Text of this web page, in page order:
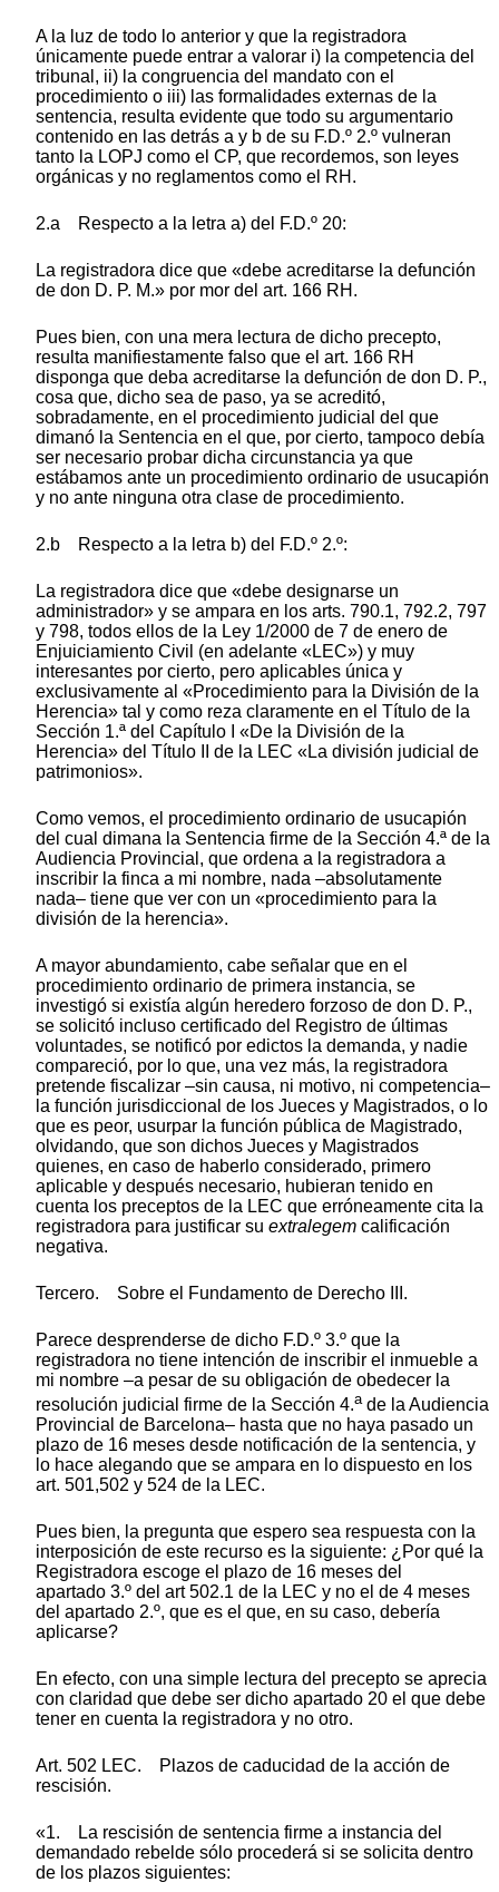
A la luz de todo lo anterior y que la registradora
únicamente puede entrar a valorar i) la competencia del
tribunal, ii) la congruencia del mandato con el
procedimiento o iii) las formalidades externas de la
sentencia, resulta evidente que todo su argumentario
contenido en las detrás a y b de su F.D.º 2.º vulneran
tanto la LOPJ como el CP, que recordemos, son leyes
orgánicas y no reglamentos como el RH.
2.a Respecto a la letra a) del F.D.º 20:
La registradora dice que «debe acreditarse la defunción
de don D. P. M.» por mor del art. 166 RH.
Pues bien, con una mera lectura de dicho precepto,
resulta manifiestamente falso que el art. 166 RH
disponga que deba acreditarse la defunción de don D. P.,
cosa que, dicho sea de paso, ya se acreditó,
sobradamente, en el procedimiento judicial del que
dimanó la Sentencia en el que, por cierto, tampoco debía
ser necesario probar dicha circunstancia ya que
estábamos ante un procedimiento ordinario de usucapión
y no ante ninguna otra clase de procedimiento.
2.b Respecto a la letra b) del F.D.º 2.º:
La registradora dice que «debe designarse un
administrador» y se ampara en los arts. 790.1, 792.2, 797
y 798, todos ellos de la Ley 1/2000 de 7 de enero de
Enjuiciamiento Civil (en adelante «LEC») y muy
interesantes por cierto, pero aplicables única y
exclusivamente al «Procedimiento para la División de la
Herencia» tal y como reza claramente en el Título de la
Sección 1.ª del Capítulo I «De la División de la
Herencia» del Título II de la LEC «La división judicial de
patrimonios».
Como vemos, el procedimiento ordinario de usucapión
del cual dimana la Sentencia firme de la Sección 4.ª de la
Audiencia Provincial, que ordena a la registradora a
inscribir la finca a mi nombre, nada –absolutamente
nada– tiene que ver con un «procedimiento para la
división de la herencia».
A mayor abundamiento, cabe señalar que en el
procedimiento ordinario de primera instancia, se
investigó si existía algún heredero forzoso de don D. P.,
se solicitó incluso certificado del Registro de últimas
voluntades, se notificó por edictos la demanda, y nadie
compareció, por lo que, una vez más, la registradora
pretende fiscalizar –sin causa, ni motivo, ni competencia–
la función jurisdiccional de los Jueces y Magistrados, o lo
que es peor, usurpar la función pública de Magistrado,
olvidando, que son dichos Jueces y Magistrados
quienes, en caso de haberlo considerado, primero
aplicable y después necesario, hubieran tenido en
cuenta los preceptos de la LEC que erróneamente cita la
registradora para justificar su extralegem calificación
negativa.
Tercero. Sobre el Fundamento de Derecho III.
Parece desprenderse de dicho F.D.º 3.º que la
registradora no tiene intención de inscribir el inmueble a
mi nombre –a pesar de su obligación de obedecer la
resolución judicial firme de la Sección 4.ade la Audiencia
Provincial de Barcelona– hasta que no haya pasado un
plazo de 16 meses desde notificación de la sentencia, y
lo hace alegando que se ampara en lo dispuesto en los
art. 501,502 y 524 de la LEC.
Pues bien, la pregunta que espero sea respuesta con la
interposición de este recurso es la siguiente: ¿Por qué la
Registradora escoge el plazo de 16 meses del
apartado 3.º del art 502.1 de la LEC y no el de 4 meses
del apartado 2.º, que es el que, en su caso, debería
aplicarse?
En efecto, con una simple lectura del precepto se aprecia
con claridad que debe ser dicho apartado 20 el que debe
tener en cuenta la registradora y no otro.
Art. 502 LEC. Plazos de caducidad de la acción de
rescisión.
«1. La rescisión de sentencia firme a instancia del
demandado rebelde sólo procederá si se solicita dentro
de los plazos siguientes: